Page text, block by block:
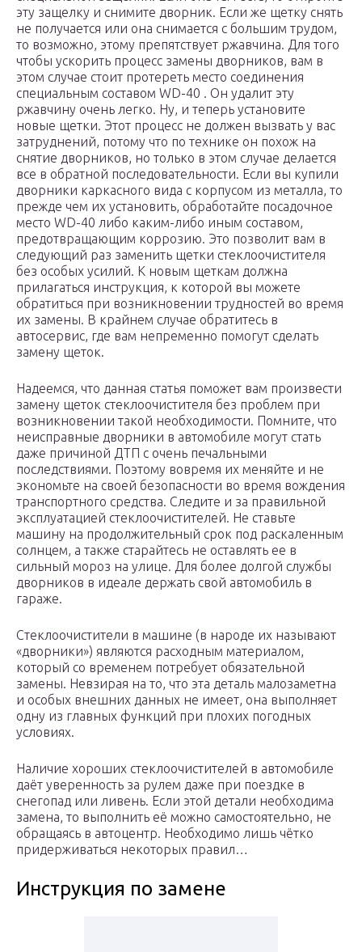
эту защелку и снимите дворник. Если же щетку снять
не получается или она снимается с большим трудом,
то возможно, этому препятствует ржавчина. Для того
чтобы ускорить процесс замены дворников, вам в
этом случае стоит протереть место соединения
специальным составом WD-40 . Он удалит эту
ржавчину очень легко. Ну, и теперь установите
новые щетки. Этот процесс не должен вызвать у вас
затруднений, потому что по технике он похож на
снятие дворников, но только в этом случае делается
все в обратной последовательности. Если вы купили
дворники каркасного вида с корпусом из металла, то
прежде чем их установить, обработайте посадочное
место WD-40 либо каким-либо иным составом,
предотвращающим коррозию. Это позволит вам в
следующий раз заменить щетки стеклоочистителя
без особых усилий. К новым щеткам должна
прилагаться инструкция, к которой вы можете
обратиться при возникновении трудностей во время
их замены. В крайнем случае обратитесь в
автосервис, где вам непременно помогут сделать
замену щеток.
Надеемся, что данная статья поможет вам произвести
замену щеток стеклоочистителя без проблем при
возникновении такой необходимости. Помните, что
неисправные дворники в автомобиле могут стать
даже причиной ДТП с очень печальными
последствиями. Поэтому вовремя их меняйте и не
экономьте на своей безопасности во время вождения
транспортного средства. Следите и за правильной
эксплуатацией стеклоочистителей. Не ставьте
машину на продолжительный срок под раскаленным
солнцем, а также старайтесь не оставлять ее в
сильный мороз на улице. Для более долгой службы
дворников в идеале держать свой автомобиль в
гараже.
Стеклоочистители в машине (в народе их называют
«дворники») являются расходным материалом,
который со временем потребует обязательной
замены. Невзирая на то, что эта деталь малозаметна
и особых внешних данных не имеет, она выполняет
одну из главных функций при плохих погодных
условиях.
Наличие хороших стеклоочистителей в автомобиле
даёт уверенность за рулем даже при поездке в
снегопад или ливень. Если этой детали необходима
замена, то выполнить её можно самостоятельно, не
обращаясь в автоцентр. Необходимо лишь чётко
придерживаться некоторых правил…
Инструкция по замене